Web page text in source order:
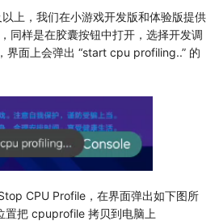
上，我们在小游戏开发版和体验版提供
同样是在胶囊按钮中打开，选择开发调
界面上会弹出 “start cpu profiling..” 的
CPU Profile，在界面弹出如下图所
置把 cpuprofile 拷贝到电脑上